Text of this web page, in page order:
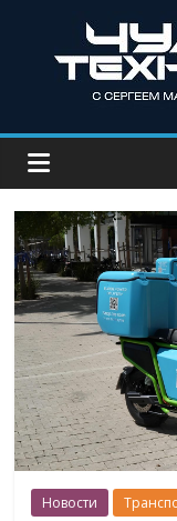
Новости